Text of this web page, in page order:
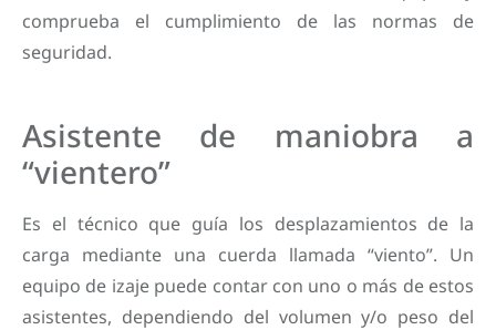
comprueba el cumplimiento de las normas de
seguridad.
Asistente de maniobra a
“vientero”
Es el técnico que guía los desplazamientos de la
carga mediante una cuerda llamada “viento”. Un
equipo de izaje puede contar con uno o más de estos
asistentes, dependiendo del volumen y/o peso del